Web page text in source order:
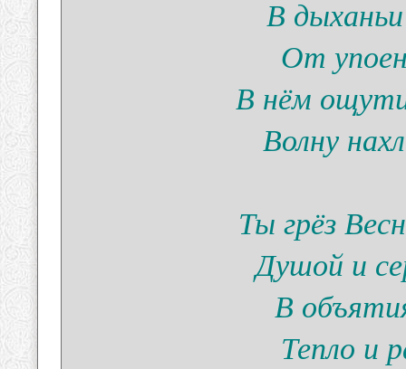
В
От
В нём
Волну
Ты грёз
Душой и
В
Тепло и